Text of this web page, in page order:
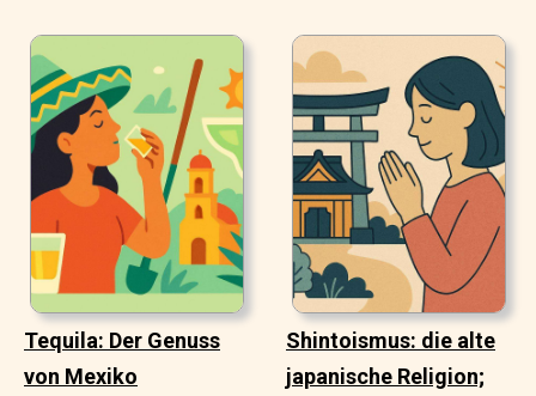
Tequila: Der Genuss
von Mexiko
Shintoismus: die alte
japanische Religion;